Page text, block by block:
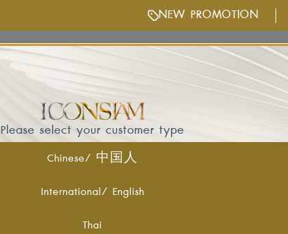
NEW PROMOTION
EVENTS & ACTIVITIES GETTING HERE
Please select your customer type
Chinese/ 中国人
International/ English
Thai